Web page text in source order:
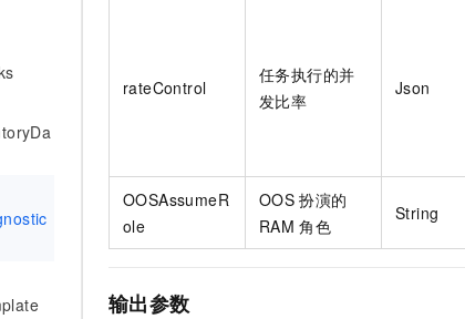
rateControl
任务执行的并
发比率
Json
OOSAssumeR
ole
OOS 扮演的
RAM 角色
String
输出参数